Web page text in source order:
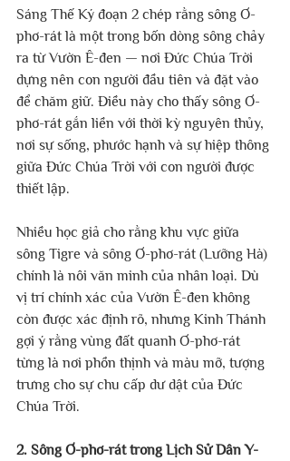
Sáng Thế Ký đoạn 2 chép rằng sông Ơ-
phơ-rát là một trong bốn dòng sông chảy
ra từ Vườn Ê-đen — nơi Đức Chúa Trời
dựng nên con người đầu tiên và đặt vào
để chăm giữ. Điều này cho thấy sông Ơ-
phơ-rát gắn liền với thời kỳ nguyên thủy,
nơi sự sống, phước hạnh và sự hiệp thông
giữa Đức Chúa Trời với con người được
thiết lập.
Nhiều học giả cho rằng khu vực giữa
sông Tigre và sông Ơ-phơ-rát (Lưỡng Hà)
chính là nôi văn minh của nhân loại. Dù
vị trí chính xác của Vườn Ê-đen không
còn được xác định rõ, nhưng Kinh Thánh
gợi ý rằng vùng đất quanh Ơ-phơ-rát
từng là nơi phồn thịnh và màu mỡ, tượng
trưng cho sự chu cấp dư dật của Đức
Chúa Trời.
2. Sông Ơ-phơ-rát trong Lịch Sử Dân Y-